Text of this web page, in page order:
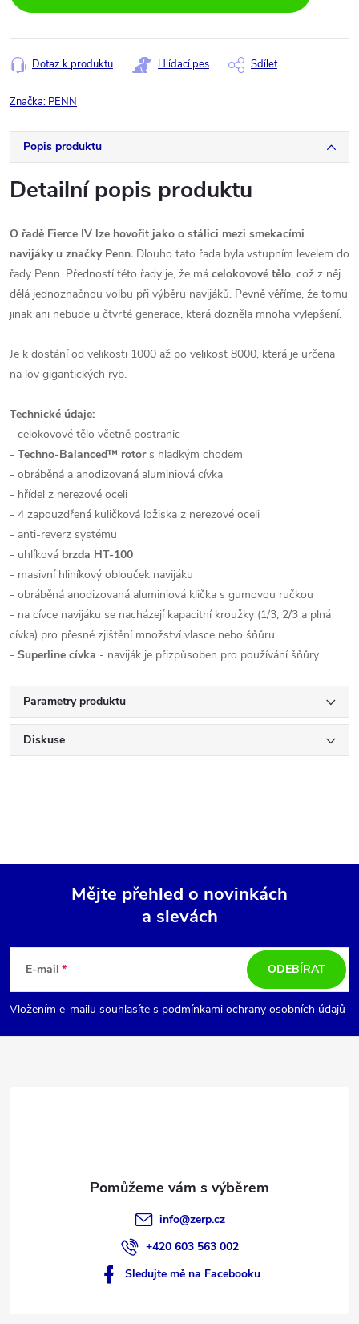
Dotaz k produktu Hlídací pes Sdílet
Značka: PENN
Popis produktu
Detailní popis produktu
O řadě Fierce IV lze hovořit jako o stálici mezi smekacími
navijáky u značky Penn. Dlouho tato řada byla vstupním levelem do
řady Penn. Předností této řady je, že má celokovové tělo, což z něj
dělá jednoznačnou volbu při výběru navijáků. Pevně věříme, že tomu
jinak ani nebude u čtvrté generace, která dozněla mnoha vylepšení.
Je k dostání od velikosti 1000 až po velikost 8000, která je určena
na lov gigantických ryb.
Technické údaje:
- celokovové tělo včetně postranic
- Techno-Balanced™ rotors hladkým chodem
- obráběná a anodizovaná aluminiová cívka
- hřídel z nerezové oceli
- 4 zapouzdřená kuličková ložiska z nerezové oceli
- anti-reverz systému
- uhlíková brzda HT-100
- masivní hliníkový oblouček navijáku
- obráběná anodizovaná aluminiová klička s gumovou ručkou
- na cívce navijáku se nacházejí kapacitní kroužky (1/3, 2/3 a plná
cívka) pro přesné zjištění množství vlasce nebo šňůru
- Superline cívka - naviják je přizpůsoben pro používání šňůry
Parametry produktu
Diskuse
p
a
Mějte přehled o novinkách
a slevách
E-mail
Vložením e-mailu souhlasíte s podmínkami ochrany osobních údajů
ODEBÍRAT
info@zerp.cz
+420 603 563 002
Sledujte mě na Facebooku